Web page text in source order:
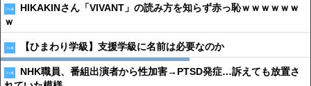
HIKAKINさん「VIVANT」の読み方を知らず赤っ恥ｗｗｗｗｗｗ
ｗ
【ひまわり学級】支援学級に名前は必要なのか
NHK職員、番組出演者から性加害→PTSD発症…訴えても放置さ